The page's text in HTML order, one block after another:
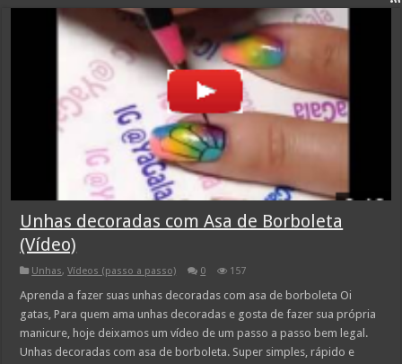
Unhas decoradas com Asa de Borboleta
(Vídeo)
Unhas,Vídeos (passo a passo) 0 157
Aprenda a fazer suas unhas decoradas com asa de borboleta Oi
gatas, Para quem ama unhas decoradas e gosta de fazer sua própria
manicure, hoje deixamos um vídeo de um passo a passo bem legal.
Unhas decoradas com asa de borboleta. Super simples, rápido e